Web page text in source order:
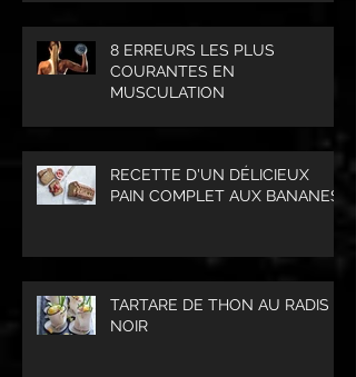
8 ERREURS LES PLUS
COURANTES EN
MUSCULATION
RECETTE D'UN DÉLICIEUX
PAIN COMPLET AUX BANANES
TARTARE DE THON AU RADIS
NOIR